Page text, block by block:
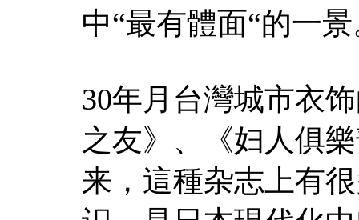
中“最有體面“的一
30年月台灣城市衣
之友》、《妇人俱
来，這種杂志上有